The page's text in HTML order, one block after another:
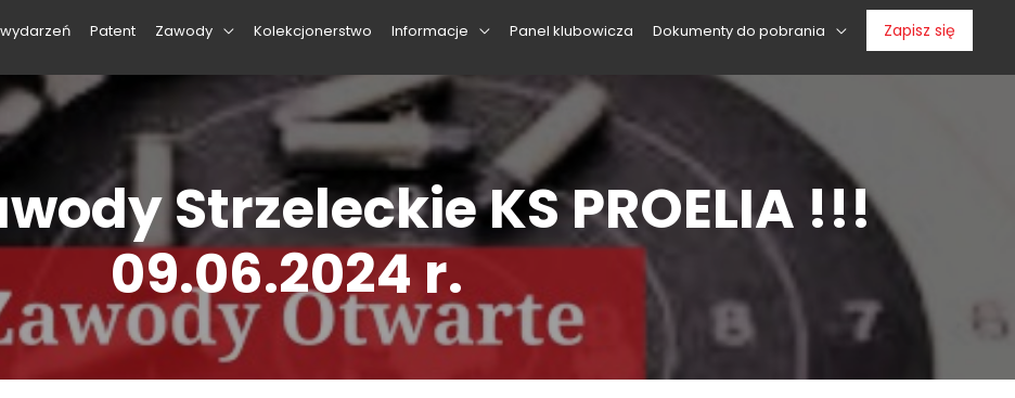
Patent Zawody Kolekcjonerstwo Informacje Panel klubowicza Dokumenty do pobrania Zapisz się
Strzeleckie KS PROELIA !!!
09.06.2024 r.